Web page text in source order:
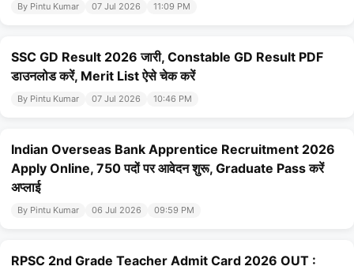
By Pintu Kumar 07 Jul 2026 11:09 PM
SSC GD Result 2026 जारी, Constable GD Result PDF
डाउनलोड करें, Merit List ऐसे चेक करें
By Pintu Kumar 07 Jul 2026 10:46 PM
Indian Overseas Bank Apprentice Recruitment 2026
Apply Online, 750 पदों पर आवेदन शुरू, Graduate Pass करें
अप्लाई
By Pintu Kumar 06 Jul 2026 09:59 PM
RPSC 2nd Grade Teacher Admit Card 2026 OUT :